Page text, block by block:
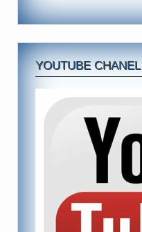
YOUTUBE CHANEL